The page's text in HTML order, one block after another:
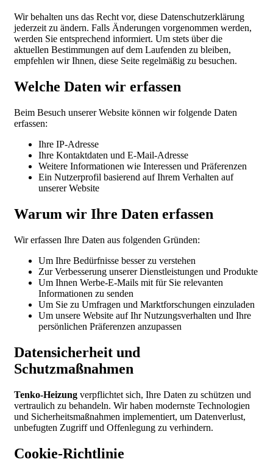
Wir behalten uns das Recht vor, diese Datenschutzerklärung
jederzeit zu ändern. Falls Änderungen vorgenommen werden,
werden Sie entsprechend informiert. Um stets über die
aktuellen Bestimmungen auf dem Laufenden zu bleiben,
empfehlen wir Ihnen, diese Seite regelmäßig zu besuchen.
Welche Daten wir erfassen
Beim Besuch unserer Website können wir folgende Daten
erfassen:
Ihre IP-Adresse
Ihre Kontaktdaten und E-Mail-Adresse
Weitere Informationen wie Interessen und Präferenzen
Ein Nutzerprofil basierend auf Ihrem Verhalten auf
unserer Website
Warum wir Ihre Daten erfassen
Wir erfassen Ihre Daten aus folgenden Gründen:
Um Ihre Bedürfnisse besser zu verstehen
Zur Verbesserung unserer Dienstleistungen und Produkte
Um Ihnen Werbe-E-Mails mit für Sie relevanten
Informationen zu senden
Um Sie zu Umfragen und Marktforschungen einzuladen
Um unsere Website auf Ihr Nutzungsverhalten und Ihre
persönlichen Präferenzen anzupassen
Datensicherheit und
Schutzmaßnahmen
Tenko-Heizung verpflichtet sich, Ihre Daten zu schützen und
vertraulich zu behandeln. Wir haben modernste Technologien
und Sicherheitsmaßnahmen implementiert, um Datenverlust,
unbefugten Zugriff und Offenlegung zu verhindern.
Cookie-Richtlinie